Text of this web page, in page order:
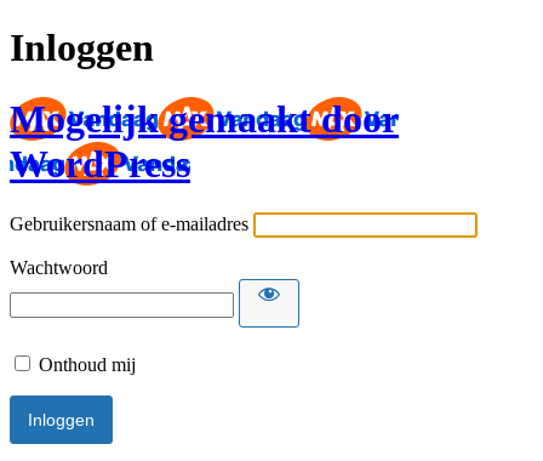
Inloggen
Mogelijk gemaakt door
WordPress
Gebruikersnaam of e-mailadres
Wachtwoord
Onthoud mij